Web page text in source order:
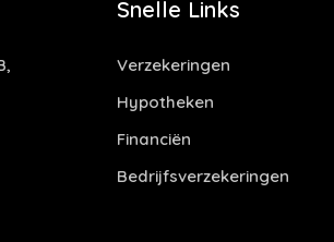
Snelle Links
Verzekeringen
Hypotheken
Financiën
Bedrijfsverzekeringen